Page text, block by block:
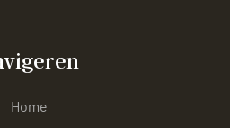
Home